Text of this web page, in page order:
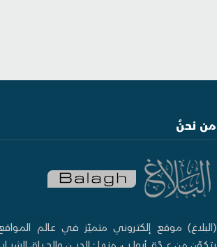
من نحنُ
(البلاغ) موقع إلكتروني متميّز في عالم المواقع
يتكوّن من عدّة أبواب، منها: الدين والحياة،